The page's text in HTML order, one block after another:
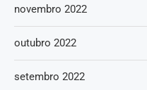
novembro 2022
outubro 2022
setembro 2022